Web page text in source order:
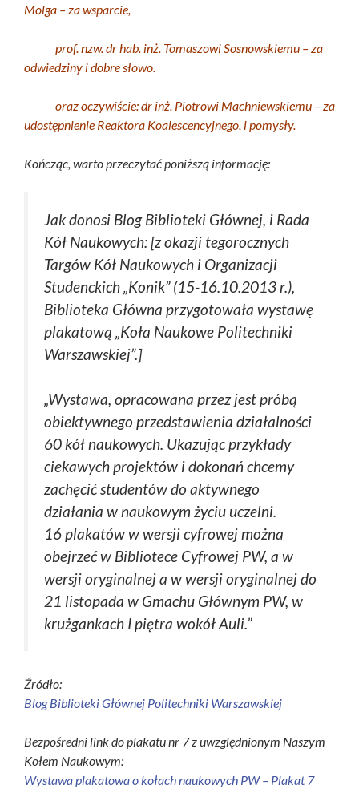
Molga – za wsparcie,
prof. nzw. dr hab. inż. Tomaszowi Sosnowskiemu – za
odwiedziny i dobre słowo.
oraz oczywiście: dr inż. Piotrowi Machniewskiemu – za
udostępnienie Reaktora Koalescencyjnego, i pomysły.
Kończąc, warto przeczytać poniższą informację:
Jak donosi Blog Biblioteki Głównej, i Rada
Kół Naukowych: [z okazji tegorocznych
Targów Kół Naukowych i Organizacji
Studenckich „Konik” (15-16.10.2013 r.),
Biblioteka Główna przygotowała wystawę
plakatową „Koła Naukowe Politechniki
Warszawskiej”.]
„Wystawa, opracowana przez jest próbą
obiektywnego przedstawienia działalności
60 kół naukowych. Ukazując przykłady
ciekawych projektów i dokonań chcemy
zachęcić studentów do aktywnego
działania w naukowym życiu uczelni.
16 plakatów w wersji cyfrowej można
obejrzeć w Bibliotece Cyfrowej PW, a w
wersji oryginalnej a w wersji oryginalnej do
21 listopada w Gmachu Głównym PW, w
krużgankach I piętra wokół Auli.”
Źródło:
Blog Biblioteki Głównej Politechniki Warszawskiej
Bezpośredni link do plakatu nr 7 z uwzględnionym Naszym
Kołem Naukowym:
Wystawa plakatowa o kołach naukowych PW – Plakat 7